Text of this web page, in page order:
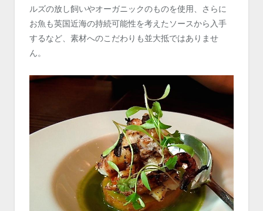
ルズの放し飼いやオーガニックのものを使用、さらに
お魚も英国近海の持続可能性を考えたソースから入手
するなど、素材へのこだわりも並大抵ではありませ
ん。